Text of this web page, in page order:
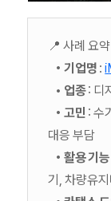
📍 사례 요약
• 기업명 :
• 업종: 디
• 고민 : 수
대응 부담
• 활용 기능
기, 차량유지